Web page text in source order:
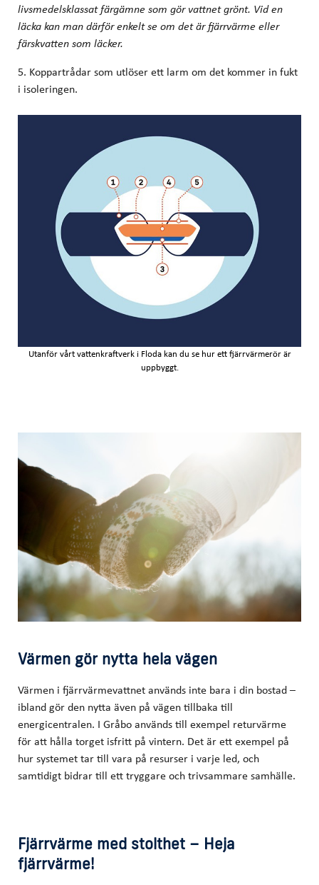
livsmedelsklassat färgämne som gör vattnet grönt. Vid en
läcka kan man därför enkelt se om det är fjärrvärme eller
färskvatten som läcker.
5. Koppartrådar som utlöser ett larm om det kommer in fukt
i isoleringen.
Utanför vårt vattenkraftverk i Floda kan du se hur ett fjärrvärmerör är
uppbyggt.
Värmen gör nytta hela vägen
Värmen i fjärrvärmevattnet används inte bara i din bostad –
ibland gör den nytta även på vägen tillbaka till
energicentralen. I Gråbo används till exempel returvärme
för att hålla torget isfritt på vintern. Det är ett exempel på
hur systemet tar till vara på resurser i varje led, och
samtidigt bidrar till ett tryggare och trivsammare samhälle.
Fjärrvärme med stolthet – Heja
fjärrvärme!